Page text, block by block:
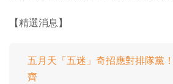
【精選消息】
五月天「五迷」奇招應對排隊黨
齊